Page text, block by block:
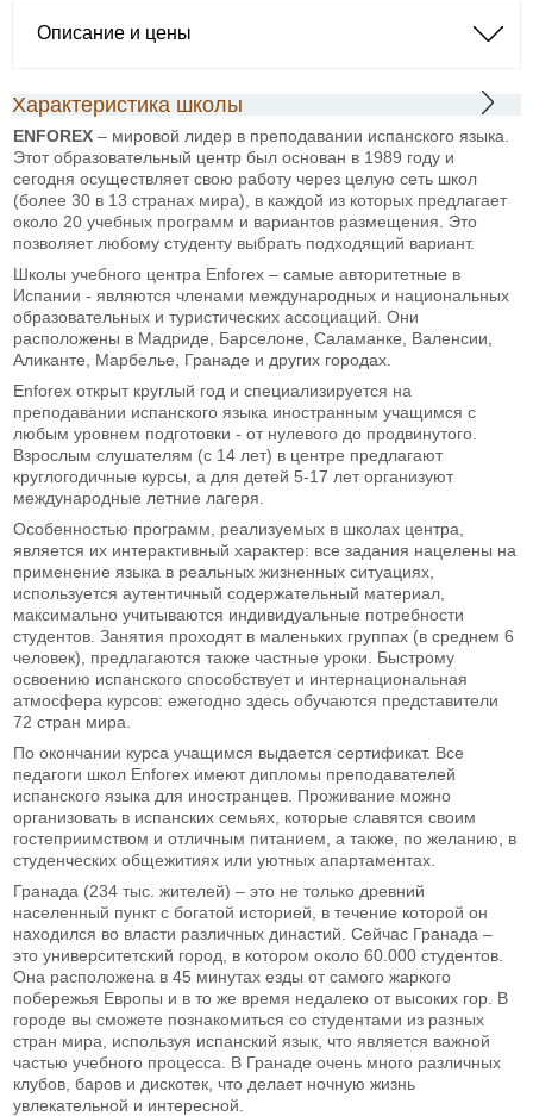
Описание и цены
Характеристика школы
ENFOREX – мировой лидер в преподавании испанского языка.
Этот образовательный центр был основан в 1989 году и
сегодня осуществляет свою работу через целую сеть школ
(более 30 в 13 странах мира), в каждой из которых предлагает
около 20 учебных программ и вариантов размещения. Это
позволяет любому студенту выбрать подходящий вариант.
Школы учебного центра Enforex – самые авторитетные в
Испании - являются членами международных и национальных
образовательных и туристических ассоциаций. Они
расположены в Мадриде, Барселоне, Саламанке, Валенсии,
Аликанте, Марбелье, Гранаде и других городах.
Enforex открыт круглый год и специализируется на
преподавании испанского языка иностранным учащимся с
любым уровнем подготовки - от нулевого до продвинутого.
Взрослым слушателям (с 14 лет) в центре предлагают
круглогодичные курсы, а для детей 5-17 лет организуют
международные летние лагеря.
Особенностью программ, реализуемых в школах центра,
является их интерактивный характер: все задания нацелены на
применение языка в реальных жизненных ситуациях,
используется аутентичный содержательный материал,
максимально учитываются индивидуальные потребности
студентов. Занятия проходят в маленьких группах (в среднем 6
человек), предлагаются также частные уроки. Быстрому
освоению испанского способствует и интернациональная
атмосфера курсов: ежегодно здесь обучаются представители
72 стран мира.
По окончании курса учащимся выдается сертификат. Все
педагоги школ Enforex имеют дипломы преподавателей
испанского языка для иностранцев. Проживание можно
организовать в испанских семьях, которые славятся своим
гостеприимством и отличным питанием, а также, по желанию, в
студенческих общежитиях или уютных апартаментах.
Гранада (234 тыс. жителей) – это не только древний
населенный пункт с богатой историей, в течение которой он
находился во власти различных династий. Сейчас Гранада –
это университетский город, в котором около 60.000 студентов.
Она расположена в 45 минутах езды от самого жаркого
побережья Европы и в то же время недалеко от высоких гор. В
городе вы сможете познакомиться со студентами из разных
стран мира, используя испанский язык, что является важной
частью учебного процесса. В Гранаде очень много различных
клубов, баров и дискотек, что делает ночную жизнь
увлекательной и интересной.